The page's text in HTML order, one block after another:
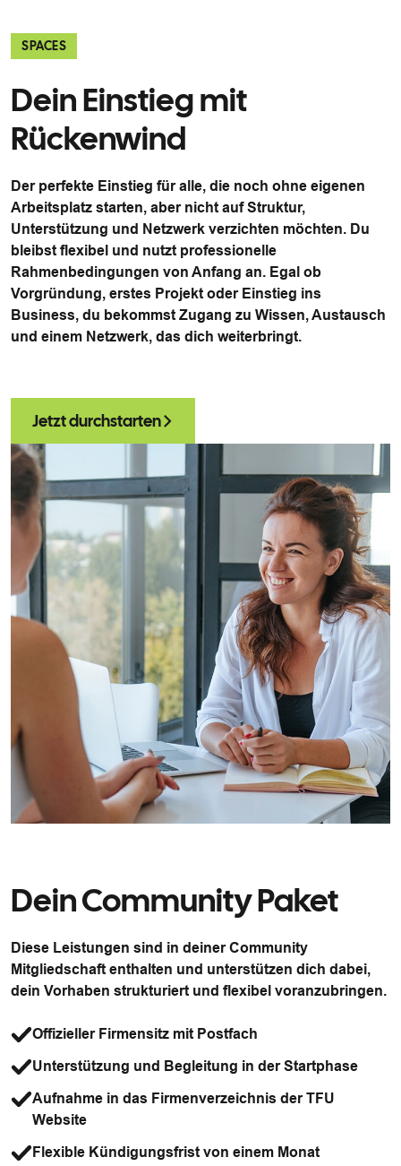
SPACES
Dein Einstieg mit
Rückenwind
Der perfekte Einstieg für alle, die noch ohne eigenen
Arbeitsplatz starten, aber nicht auf Struktur,
Unterstützung und Netzwerk verzichten möchten. Du
bleibst flexibel und nutzt professionelle
Rahmenbedingungen von Anfang an. Egal ob
Vorgründung, erstes Projekt oder Einstieg ins
Business, du bekommst Zugang zu Wissen, Austausch
und einem Netzwerk, das dich weiterbringt.
Jetzt durchstarten
Dein Community Paket
Diese Leistungen sind in deiner Community
Mitgliedschaft enthalten und unterstützen dich dabei,
dein Vorhaben strukturiert und flexibel voranzubringen.
Offizieller Firmensitz mit Postfach
Unterstützung und Begleitung in der Startphase
Aufnahme in das Firmenverzeichnis der TFU
Website
Flexible Kündigungsfrist von einem Monat